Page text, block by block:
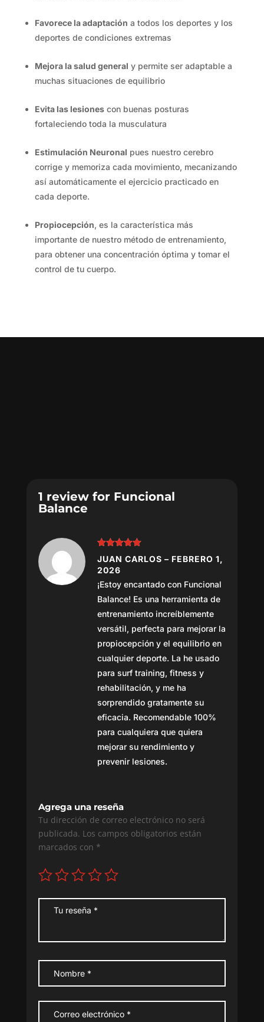
Favorece la adaptación a todos los deportes y los
deportes de condiciones extremas
Mejora la salud general y permite ser adaptable a
muchas situaciones de equilibrio
Evita las lesionescon buenas posturas
fortaleciendo toda la musculatura
Estimulación Neuronal pues nuestro cerebro
corrige y memoriza cada movimiento, mecanizando
así automáticamente el ejercicio practicado en
cada deporte.
Propiocepción, es la característica más
importante de nuestro método de entrenamiento,
para obtener una concentración óptima y tomar el
control de tu cuerpo.
1 review for Funcional
Balance
Valorado
con5de 5
JUAN CARLOS – FEBRERO 1,
2026
¡Estoy encantado con Funcional
Balance! Es una herramienta de
entrenamiento increíblemente
versátil, perfecta para mejorar la
propiocepción y el equilibrio en
cualquier deporte. La he usado
para surf training, fitness y
rehabilitación, y me ha
sorprendido gratamente su
eficacia. Recomendable 100%
para cualquiera que quiera
mejorar su rendimiento y
prevenir lesiones.
Agrega una reseña
Tu dirección de correo electrónico no será
publicada. Los campos obligatorios están
marcados con *